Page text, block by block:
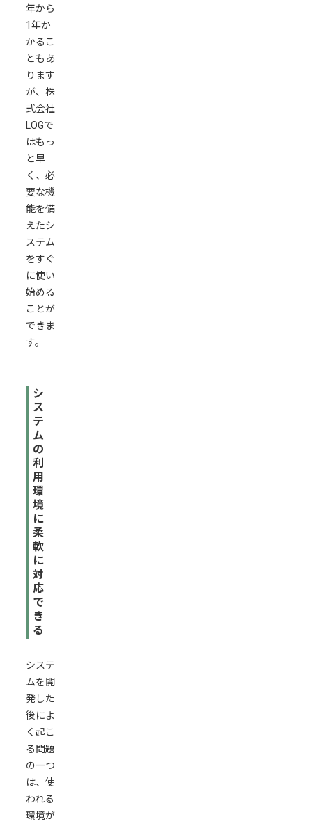
年から
1年か
かるこ
ともあ
ります
が、株
式会社
LOGで
はもっ
と早
く、必
要な機
能を備
えたシ
ステム
をすぐ
に使い
始める
ことが
できま
す。
シ
ス
テ
ム
の
利
用
環
境
に
柔
軟
に
対
応
で
き
る
システ
ムを開
発した
後によ
く起こ
る問題
の一つ
は、使
われる
環境が